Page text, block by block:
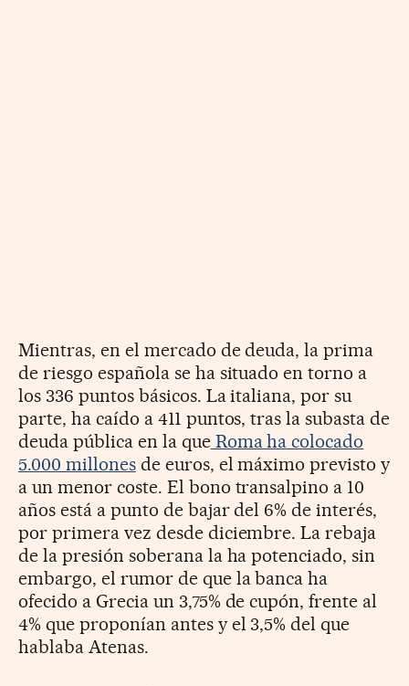
Mientras, en el mercado de deuda, la prima
de riesgo española se ha situado en torno a
los 336 puntos básicos. La italiana, por su
parte, ha caído a 411 puntos, tras la subasta de
deuda pública en la queRoma ha colocado
5.000 millonesde euros, el máximo previsto y
a un menor coste. El bono transalpino a 10
años está a punto de bajar del 6% de interés,
por primera vez desde diciembre. La rebaja
de la presión soberana la ha potenciado, sin
embargo, el rumor de que la banca ha
ofecido a Grecia un 3,75% de cupón, frente al
4% que proponían antes y el 3,5% del que
hablaba Atenas.